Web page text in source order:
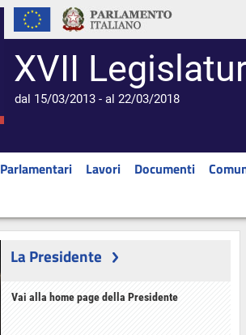
XVII
dal 15/03/2013 - al 22/03/2018
Lavori Documenti
La Presidente
Vai alla home page della Presidente